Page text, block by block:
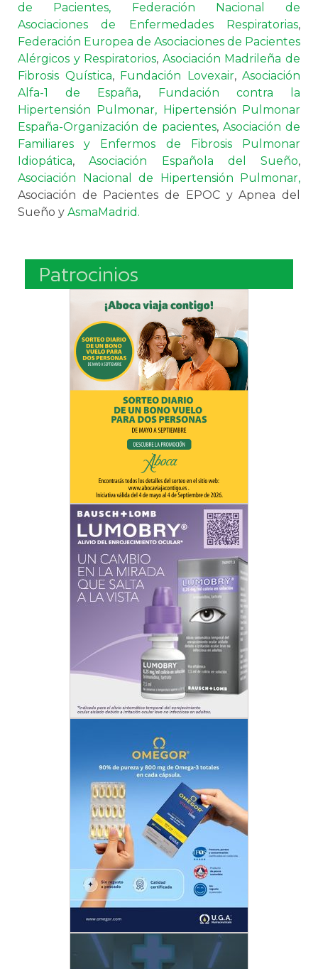
de Pacientes,
Federación Nacional de
Asociaciones de Enfermedades Respiratorias,
Federación Europea de Asociaciones de Pacientes
Alérgicos y Respiratorios, Asociación Madrileña de
Fibrosis Quística, Fundación Lovexair, Asociación
Alfa-1 de España, Fundación contra la
Hipertensión Pulmonar, Hipertensión Pulmonar
España-Organización de pacientes, Asociación de
Familiares y Enfermos de Fibrosis Pulmonar
Idiopática,Asociación Española del Sueño,
Asociación Nacional de Hipertensión Pulmonar,
Asociación de Pacientes de EPOC y Apnea del
Sueño y AsmaMadrid.
Patrocinios